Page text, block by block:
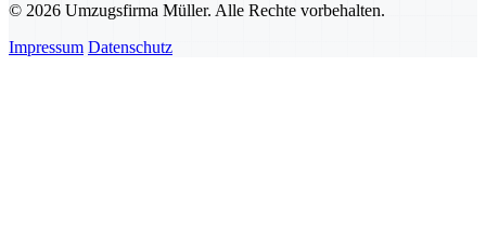
© 2026 Umzugsfirma Müller. Alle Rechte vorbehalten.
Impressum Datenschutz